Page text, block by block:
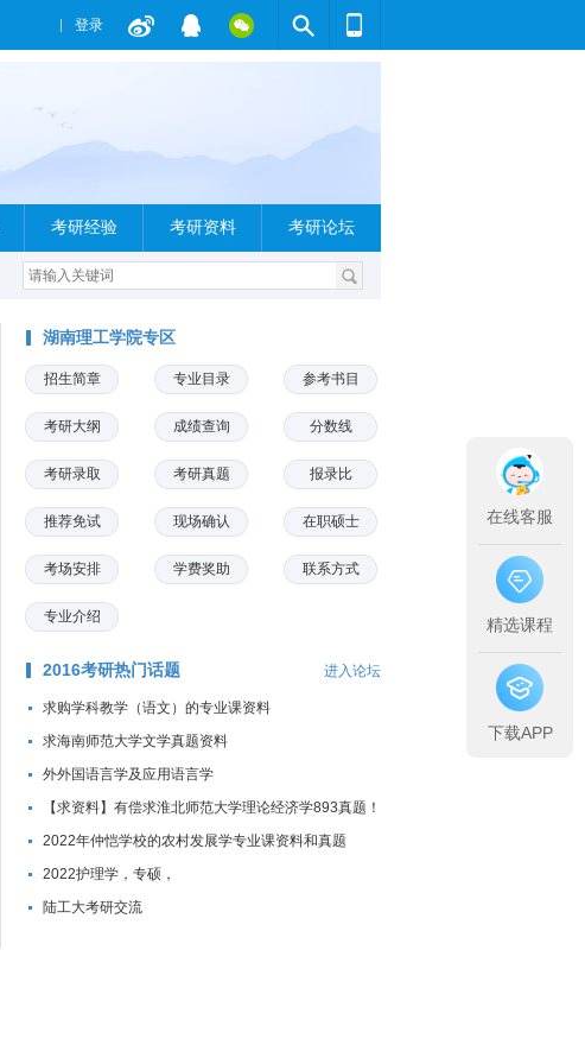
登录
考研经验 考研资料 考研论坛
湖南理工学院专区
招生简章 专业目录 参考书目
考研大纲 成绩查询 分数线
考研录取 考研真题 报录比
推荐免试 现场确认 在职硕士
考场安排 学费奖助 联系方式
专业介绍
2016考研热门话题 进入论坛
求购学科教学（语文）的专业课资料
求海南师范大学文学真题资料
外外国语言学及应用语言学
【求资料】有偿求淮北师范大学理论经济学893真题！
2022年仲恺学校的农村发展学专业课资料和真题
2022护理学，专硕，
陆工大考研交流
在线客服
精选课程
下载APP